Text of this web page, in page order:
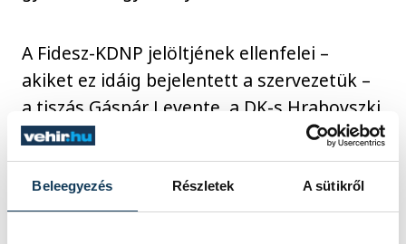
Beleegyezés Részletek A sütikről
A Fidesz-KDNP jelöltjének ellenfelei –
akiket ez idáig bejelentett a szervezetük –
a tiszás Gáspár Levente, a DK-s Hrabovszki
László és a Mi hazánkos László Péter
lesznek.